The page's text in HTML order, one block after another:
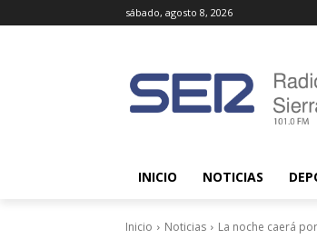
sábado, agosto 8, 2026
INICIO NOTICIAS
Inicio Noticias La noche caerá